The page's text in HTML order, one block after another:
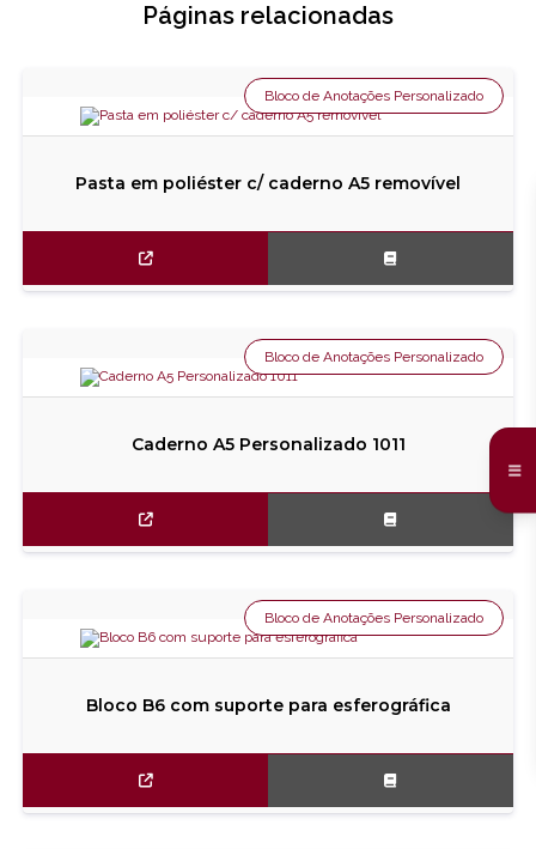
Páginas relacionadas
Pasta em poliéster c/ caderno A5 removível
Bloco de Anotações Personalizado
Caderno A5 Personalizado 1011
Bloco de Anotações Personalizado
Bloco B6 com suporte para esferográfica
Bloco de Anotações Personalizado